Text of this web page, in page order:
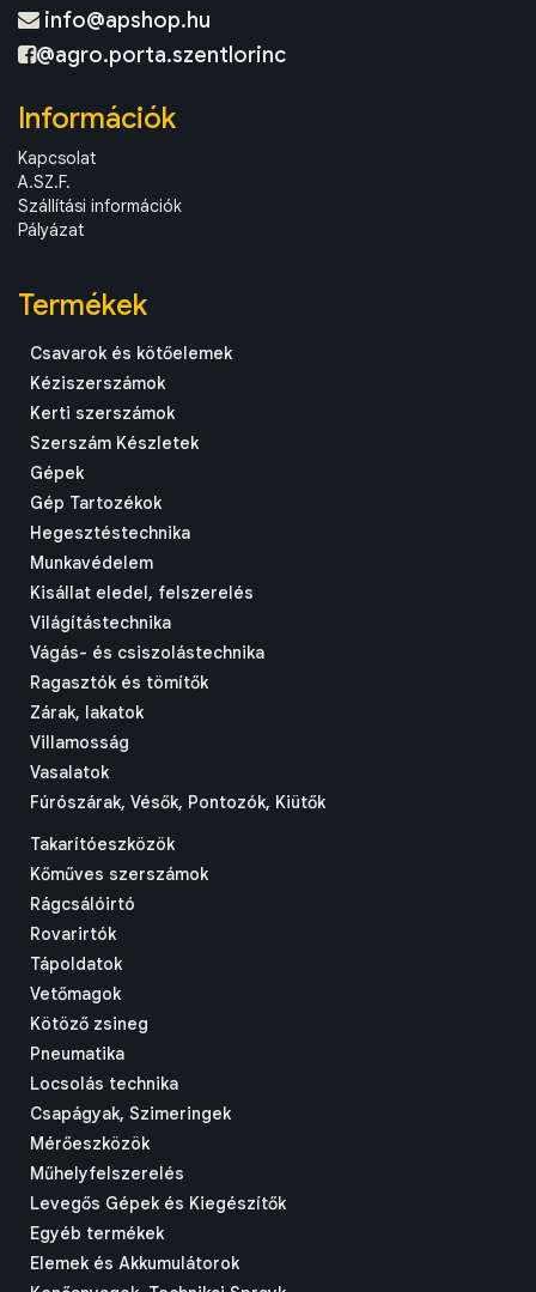
info@apshop.hu
@agro.porta.szentlorinc
Információk
Kapcsolat
A.SZ.F.
Szállítási információk
Pályázat
Termékek
Csavarok és kötőelemek
Kéziszerszámok
Kerti szerszámok
Szerszám Készletek
Gépek
Gép Tartozékok
Hegesztéstechnika
Munkavédelem
Kisállat eledel, felszerelés
Világítástechnika
Vágás- és csiszolástechnika
Ragasztók és tömítők
Zárak, lakatok
Villamosság
Vasalatok
Fúrószárak, Vésők, Pontozók, Kiütők
Takarítóeszközök
Kőműves szerszámok
Rágcsálóirtó
Rovarirtók
Tápoldatok
Vetőmagok
Kötöző zsineg
Pneumatika
Locsolás technika
Csapágyak, Szimeringek
Mérőeszközök
Műhelyfelszerelés
Levegős Gépek és Kiegészítők
Egyéb termékek
Elemek és Akkumulátorok